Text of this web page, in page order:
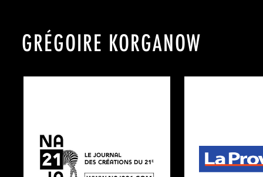
GRÉGOIRE KORGANOW